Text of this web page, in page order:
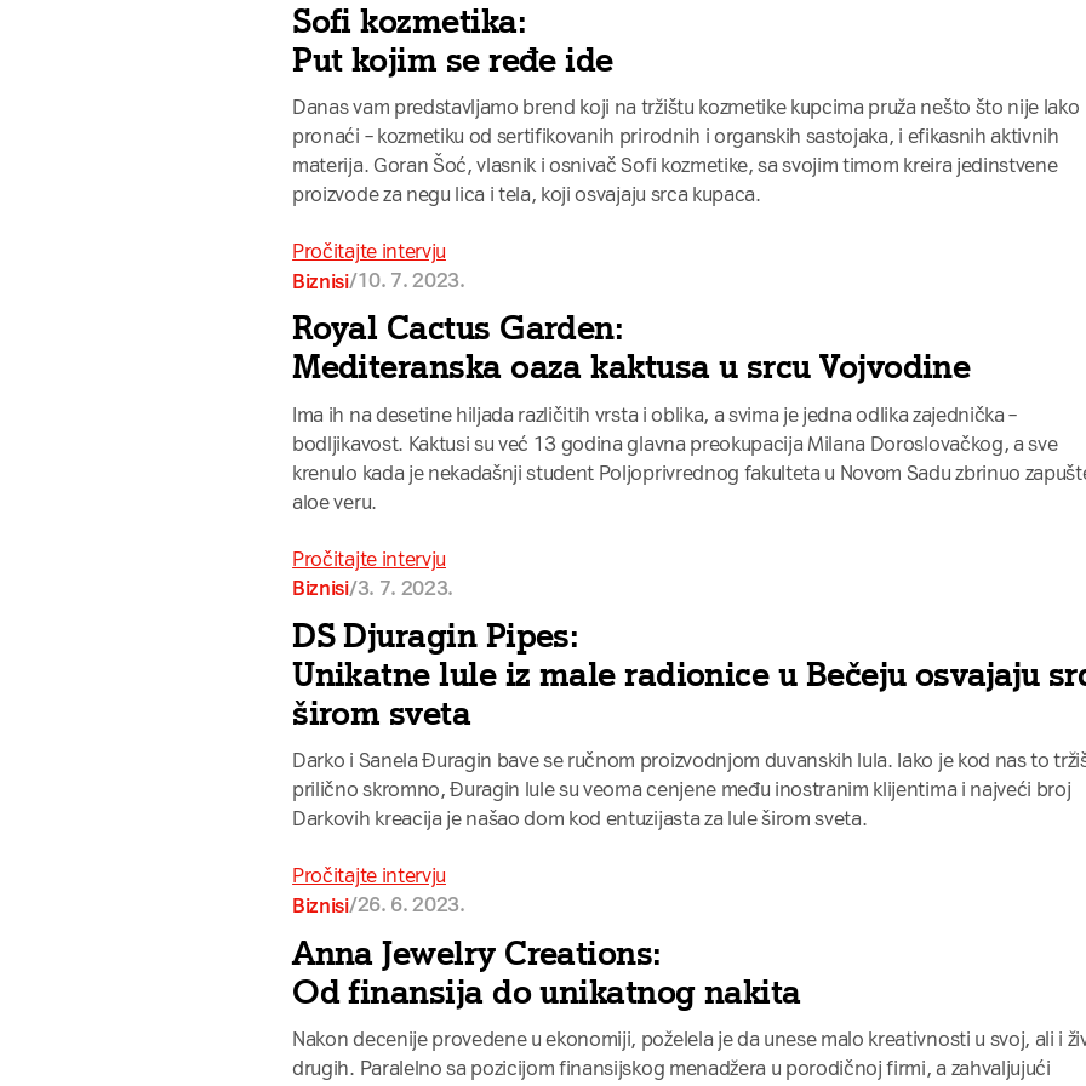
Sofi kozmetika:
Put kojim se ređe ide
Danas vam predstavljamo brend koji na tržištu kozmetike kupcima pruža nešto što nije lako
pronaći – kozmetiku od sertifikovanih prirodnih i organskih sastojaka, i efikasnih aktivnih
materija. Goran Šoć, vlasnik i osnivač Sofi kozmetike, sa svojim timom kreira jedinstvene
proizvode za negu lica i tela, koji osvajaju srca kupaca.
Pročitajte intervju
Biznisi/10. 7. 2023.
Royal Cactus Garden:
Mediteranska oaza kaktusa u srcu Vojvodine
Ima ih na desetine hiljada različitih vrsta i oblika, a svima je jedna odlika zajednička –
bodljikavost. Kaktusi su već 13 godina glavna preokupacija Milana Doroslovačkog, a sve
krenulo kada je nekadašnji student Poljoprivrednog fakulteta u Novom Sadu zbrinuo
aloe veru.
Pročitajte intervju
Biznisi/3. 7. 2023.
DS Djuragin Pipes:
Unikatne lule iz male radionice u Bečeju osvajaju
širom sveta
Darko i Sanela Đuragin bave se ručnom proizvodnjom duvanskih lula. Iako je kod nas to
prilično skromno, Đuragin lule su veoma cenjene među inostranim klijentima i najveći broj
Darkovih kreacija je našao dom kod entuzijasta za lule širom sveta.
Pročitajte intervju
Biznisi/26. 6. 2023.
Anna Jewelry Creations:
Od finansija do unikatnog nakita
Nakon decenije provedene u ekonomiji, poželela je da unese malo kreativnosti u svoj, ali i
drugih. Paralelno sa pozicijom finansijskog menadžera u porodičnoj firmi, a zahvaljujući